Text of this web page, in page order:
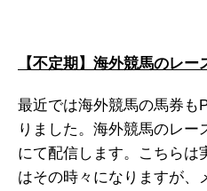
【不定期】海外競馬のレー
最近では海外競馬の馬券も
りました。海外競馬のレ
にて配信します。こちらは
はその時々になりますが、